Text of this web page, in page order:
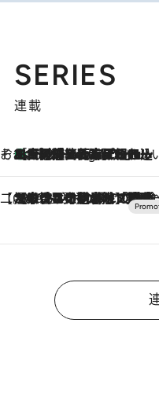
SERIES
連載
そおだよおこの関西おいしい、おやつ紀行3 Hours Ago
［大阪府箕面市］一皿一皿目の前で仕上げられる、料理を巧みに組み込んだアシェットデセールコース「ミチル アシェット デセール（Michiru assiette dessert）」
【CREA×星野リゾート】唯一無二。癒しと発見が待つ場
2026.8.7
【トンボの足水浴】ヒノキの香りに包まれて涼感マックス！約13℃の湧水かけ流しを避暑地「星野温泉 トンボの湯」で体験